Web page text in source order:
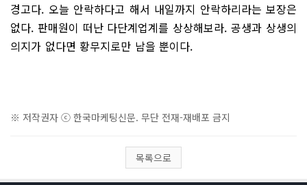
경고다. 오늘 안락하다고 해서 내일까지 안락하리라는 보장은
없다. 판매원이 떠난 다단계업계를 상상해보라. 공생과 상생의
의지가 없다면 황무지로만 남을 뿐이다.
※ 저작권자 ⓒ 한국마케팅신문. 무단 전재-재배포 금지
목록으로